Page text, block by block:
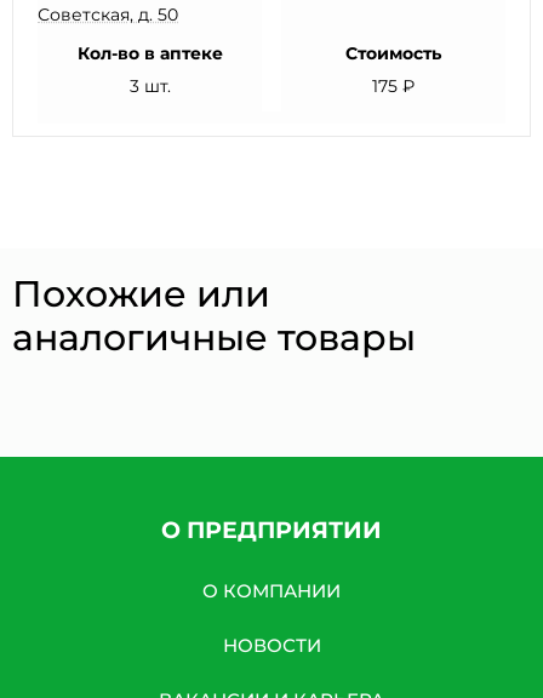
Советская, д. 50
Кол-во в аптеке
3 шт.
Стоимость
175 ₽
Похожие или
аналогичные товары
О ПРЕДПРИЯТИИ
О КОМПАНИИ
НОВОСТИ